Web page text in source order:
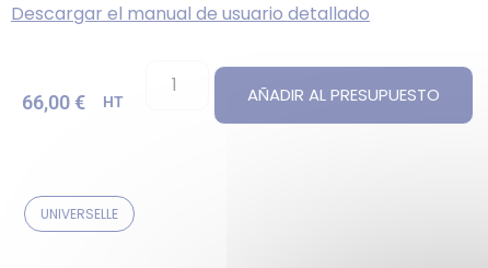
Descargar el manual de usuario detallado
66,00 € HT AÑADIR AL PRESUPUESTO
UNIVERSELLE